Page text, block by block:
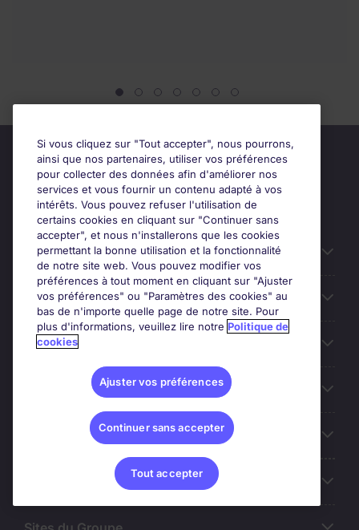
Candidats
Entreprises
Contact
Les avis Google
Nos offres d'emploi
Si vous cliquez sur "Tout accepter", nous pourrons,
ainsi que nos partenaires, utiliser vos préférences
pour collecter des données afin d'améliorer nos
services et vous fournir un contenu adapté à vos
intérêts. Vous pouvez refuser l'utilisation de
certains cookies en cliquant sur "Continuer sans
accepter", et nous n'installerons que les cookies
permettant la bonne utilisation et la fonctionnalité
de notre site web. Vous pouvez modifier vos
préférences à tout moment en cliquant sur "Ajuster
vos préférences" ou "Paramètres des cookies" au
bas de n'importe quelle page de notre site. Pour
plus d'informations, veuillez lire notre Politique de
cookies
Ajuster vos préférences
Continuer sans accepter
Tout accepter